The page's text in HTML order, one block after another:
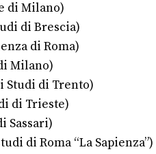
di Milano)
di Brescia)
di Roma)
Milano)
Studi di Trento)
di Trieste)
Sassari)
di Roma “La Sapienza”)